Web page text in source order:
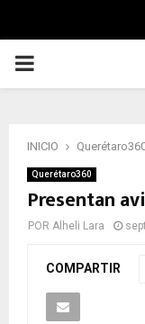
MENÚ
INICIO
Querétaro360
Presentan
POR Alheli Lara
COMPARTIR